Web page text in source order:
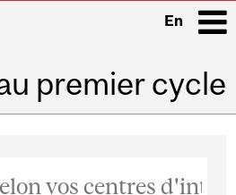
En
premier cycle